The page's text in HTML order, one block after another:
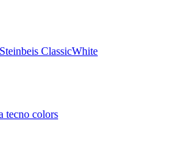
Steinbeis ClassicWhite
tecno colors